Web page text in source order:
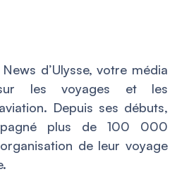
d’Ulysse, votre média
sur les voyages et les
Depuis ses débuts,
plus de 100 000
de leur voyage